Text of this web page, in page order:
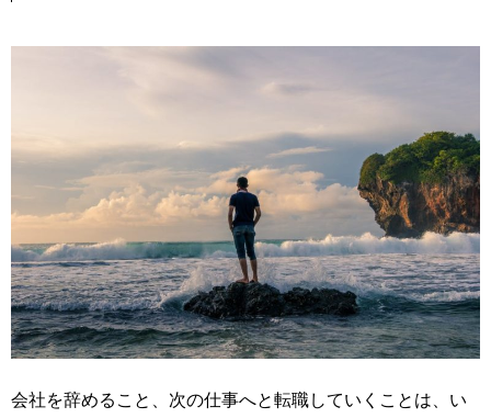
会社を辞めること、次の仕事へと転職していくことは、い